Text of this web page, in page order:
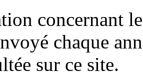
concernant
chaque
sur ce site.